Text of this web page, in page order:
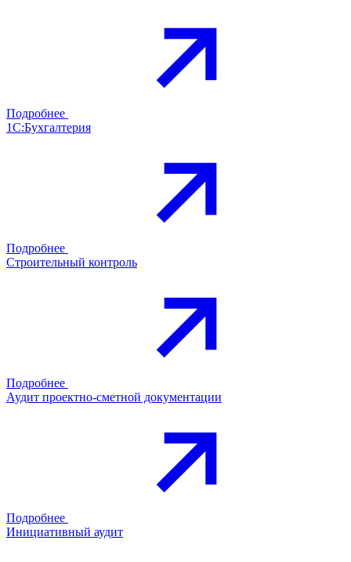
Подробнее
1С:Бухгалтерия
Подробнее
Строительный контроль
Подробнее
Аудит проектно-сметной документации
Подробнее
Инициативный аудит